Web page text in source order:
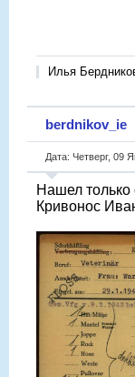
Илья
berdnikov_ie
Дата: Четверг, 09
Нашел
Кривонос